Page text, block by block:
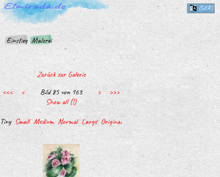
Einstieg Malerei
(GER)
Zurück zur Galerie
<<<
<
Bild 85 von 163
Show all (!)
> >>>
Tiny Small Medium Normal Large Original